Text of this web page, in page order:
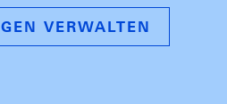
VERWALTEN